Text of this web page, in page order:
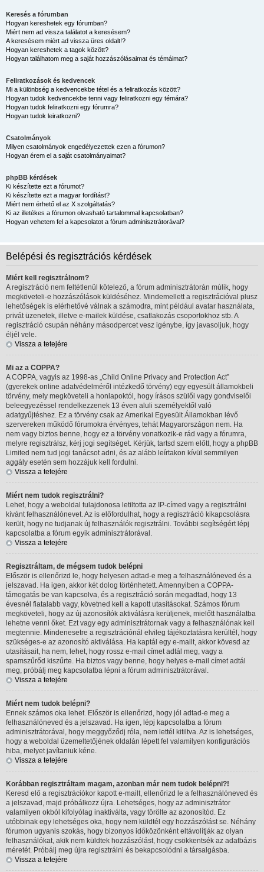
Keresés a fórumban
Hogyan kereshetek egy fórumban?
Miért nem ad vissza találatot a keresésem?
A keresésem miért ad vissza üres oldalt!?
Hogyan kereshetek a tagok között?
Hogyan találhatom meg a saját hozzászólásaimat és témáimat?
Feliratkozások és kedvencek
Mi a különbség a kedvencekbe tétel és a feliratkozás között?
Hogyan tudok kedvencekbe tenni vagy feliratkozni egy témára?
Hogyan tudok feliratkozni egy fórumra?
Hogyan tudok leiratkozni?
Csatolmányok
Milyen csatolmányok engedélyezettek ezen a fórumon?
Hogyan érem el a saját csatolmányaimat?
phpBB kérdések
Ki készítette ezt a fórumot?
Ki készítette ezt a magyar fordítást?
Miért nem érhető el az X szolgáltatás?
Ki az illetékes a fórumon olvasható tartalommal kapcsolatban?
Hogyan vehetem fel a kapcsolatot a fórum adminisztrátorával?
Belépési és regisztrációs kérdések
Miért kell regisztrálnom?
A regisztráció nem feltétlenül kötelező, a fórum adminisztrátorán múlik, hogy
megköveteli-e hozzászólások küldéséhez. Mindemellett a regisztrációval plusz
lehetőségek is elérhetővé válnak a számodra, mint például avatar használata,
privát üzenetek, illetve e-mailek küldése, csatlakozás csoportokhoz stb. A
regisztráció csupán néhány másodpercet vesz igénybe, így javasoljuk, hogy
éljél vele.
Vissza a tetejére
Mi az a COPPA?
A COPPA, vagyis az 1998-as „Child Online Privacy and Protection Act”
(gyerekek online adatvédelméről intézkedő törvény) egy egyesült államokbeli
törvény, mely megköveteli a honlapoktól, hogy írásos szülői vagy gondviselői
beleegyezéssel rendelkezzenek 13 éven aluli személyektől való
adatgyűjtéshez. Ez a törvény csak az Amerikai Egyesült Államokban lévő
szervereken működő fórumokra érvényes, tehát Magyarországon nem. Ha
nem vagy biztos benne, hogy ez a törvény vonatkozik-e rád vagy a fórumra,
melyre regisztrálsz, kérj jogi segítséget. Kérjük, tartsd szem előtt, hogy a phpBB
Limited nem tud jogi tanácsot adni, és az alább leírtakon kívül semmilyen
aggály esetén sem hozzájuk kell fordulni.
Vissza a tetejére
Miért nem tudok regisztrálni?
Lehet, hogy a weboldal tulajdonosa letiltotta az IP-címed vagy a regisztrálni
kívánt felhasználónevet. Az is előfordulhat, hogy a regisztráció kikapcsolásra
került, hogy ne tudjanak új felhasználók regisztrálni. További segítségért lépj
kapcsolatba a fórum egyik adminisztrátorával.
Vissza a tetejére
Regisztráltam, de mégsem tudok belépni
Először is ellenőrizd le, hogy helyesen adtad-e meg a felhasználóneved és a
jelszavad. Ha igen, akkor két dolog történhetett. Amennyiben a COPPA-
támogatás be van kapcsolva, és a regisztráció során megadtad, hogy 13
évesnél fiatalabb vagy, követned kell a kapott utasításokat. Számos fórum
megköveteli, hogy az új azonosítók aktiválásra kerüljenek, mielőtt használatba
lehetne venni őket. Ezt vagy egy adminisztrátornak vagy a felhasználónak kell
megtennie. Mindenesetre a regisztrációnál elvileg tájékoztatásra kerültél, hogy
szükséges-e az azonosító aktiválása. Ha kaptál egy e-mailt, akkor kövesd az
utasításait, ha nem, lehet, hogy rossz e-mail címet adtál meg, vagy a
spamszűrőd kiszűrte. Ha biztos vagy benne, hogy helyes e-mail címet adtál
meg, próbálj meg kapcsolatba lépni a fórum adminisztrátorával.
Vissza a tetejére
Miért nem tudok belépni?
Ennek számos oka lehet. Először is ellenőrizd, hogy jól adtad-e meg a
felhasználóneved és a jelszavad. Ha igen, lépj kapcsolatba a fórum
adminisztrátorával, hogy meggyőződj róla, nem lettél kitiltva. Az is lehetséges,
hogy a weboldal üzemeltetőjének oldalán lépett fel valamilyen konfigurációs
hiba, melyet javítaniuk kéne.
Vissza a tetejére
Korábban regisztráltam magam, azonban már nem tudok belépni?!
Keresd elő a regisztrációkor kapott e-mailt, ellenőrizd le a felhasználóneved és
a jelszavad, majd próbálkozz újra. Lehetséges, hogy az adminisztrátor
valamilyen okból kifolyólag inaktiválta, vagy törölte az azonosítód. Ez
utóbbinak egy lehetséges oka, hogy nem küldtél egy hozzászólást se. Néhány
fórumon ugyanis szokás, hogy bizonyos időközönként eltávolítják az olyan
felhasználókat, akik nem küldtek hozzászólást, hogy csökkentsék az adatbázis
méretét. Próbálj meg újra regisztrálni és bekapcsolódni a társalgásba.
Vissza a tetejére